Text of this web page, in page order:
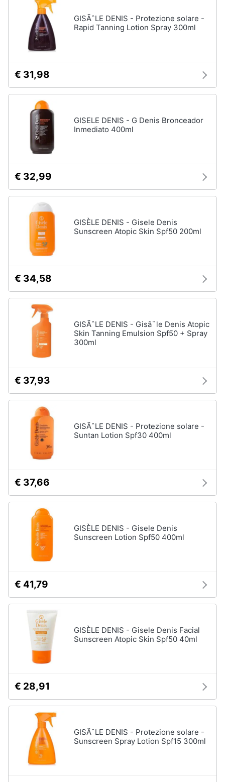
GISÃˆLE DENIS - Protezione solare -
Rapid Tanning Lotion Spray 300ml
€ 31,98
GISELE DENIS - G Denis Bronceador
Inmediato 400ml
€ 32,99
GISÈLE DENIS - Gisele Denis
Sunscreen Atopic Skin Spf50 200ml
€ 34,58
GISÃˆLE DENIS - Gisã¨le Denis Atopic
Skin Tanning Emulsion Spf50 + Spray
300ml
€ 37,93
GISÃˆLE DENIS - Protezione solare -
Suntan Lotion Spf30 400ml
€ 37,66
GISÈLE DENIS - Gisele Denis
Sunscreen Lotion Spf50 400ml
€ 41,79
GISÈLE DENIS - Gisele Denis Facial
Sunscreen Atopic Skin Spf50 40ml
€ 28,91
GISÃˆLE DENIS - Protezione solare -
Sunscreen Spray Lotion Spf15 300ml